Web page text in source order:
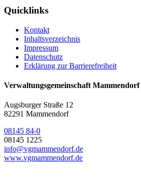
Quicklinks
Kontakt
Inhaltsverzeichnis
Impressum
Datenschutz
Erklärung zur Barrierefreiheit
Verwaltungsgemeinschaft Mammendorf
Augsburger Straße 12
82291 Mammendorf
08145 84-0
08145 1225
info@vgmammendorf.de
www.vgmammendorf.de